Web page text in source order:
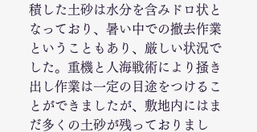
積した土砂は水分を含みドロ状と
なっており、暑い中での撤去作業
ということもあり、厳しい状況で
した。重機と人海戦術により掻き
出し作業は一定の目途をつけるこ
とができましたが、敷地内にはま
だ多くの土砂が残っておりまし